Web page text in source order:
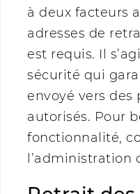
à deux facteurs
adresses de
est requis. Il
sécurité qui
envoyé vers des
autorisés. Pour
fonctionnalité,
l’administration